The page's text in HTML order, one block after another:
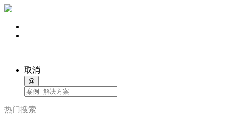
取消
@
热门搜索